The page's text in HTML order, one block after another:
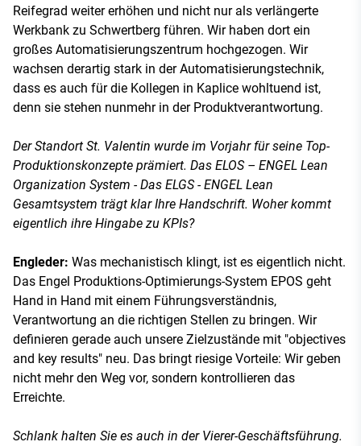
Reifegrad weiter erhöhen und nicht nur als verlängerte
Werkbank zu Schwertberg führen. Wir haben dort ein
großes Automatisierungszentrum hochgezogen. Wir
wachsen derartig stark in der Automatisierungstechnik,
dass es auch für die Kollegen in Kaplice wohltuend ist,
denn sie stehen nunmehr in der Produktverantwortung.
Der Standort St. Valentin wurde im Vorjahr für seine Top-
Produktionskonzepte prämiert. Das ELOS – ENGEL Lean
Organization System - Das ELGS - ENGEL Lean
Gesamtsystem trägt klar Ihre Handschrift. Woher kommt
eigentlich ihre Hingabe zu KPIs?
Engleder: Was mechanistisch klingt, ist es eigentlich nicht.
Das Engel Produktions-Optimierungs-System EPOS geht
Hand in Hand mit einem Führungsverständnis,
Verantwortung an die richtigen Stellen zu bringen. Wir
definieren gerade auch unsere Zielzustände mit "objectives
and key results" neu. Das bringt riesige Vorteile: Wir geben
nicht mehr den Weg vor, sondern kontrollieren das
Erreichte.
Schlank halten Sie es auch in der Vierer-Geschäftsführung.